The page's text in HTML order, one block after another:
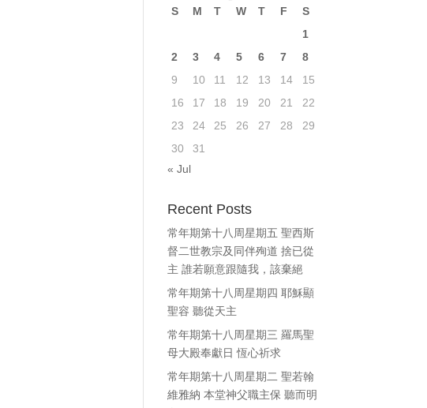
S M T W T F
S
1
2
3 4 5 6 7
8
9
10 11 12 13 14
15
16
17 18 19 20 21
22
23
24 25 26 27 28
29
30
31
« Jul
Recent Posts
常年期第十八周星期五 聖西斯
督二世教宗及同伴殉道 捨已從
主 誰若願意跟隨我，該棄絕
常年期第十八周星期四 耶穌顯
聖容 聽從天主
常年期第十八周星期三 羅馬聖
母大殿奉獻日 恆心祈求
常年期第十八周星期二 聖若翰
維雅納 本堂神父職主保 聽而明